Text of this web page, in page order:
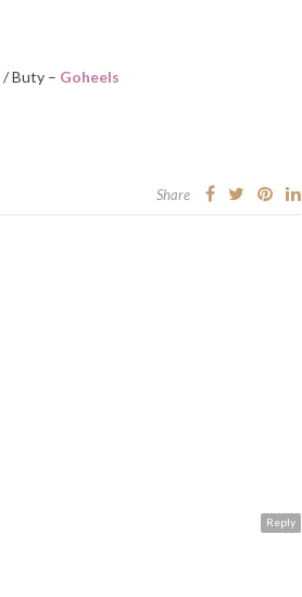
/ Buty – Goheels
Share
Reply